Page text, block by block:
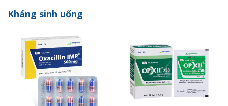
CEFADROXIL
IMECLOR®
ZANIMEX®
IMEXIME®
ROXITHROMYCIN
Kháng sinh uống